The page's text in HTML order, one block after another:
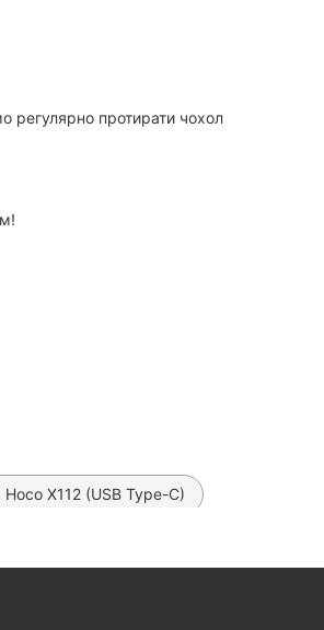
регулярно протирати чохол
Hoco X112 (USB Type-C)